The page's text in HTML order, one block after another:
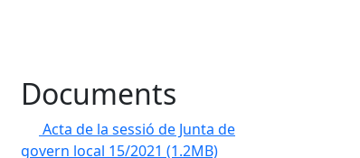
Documents
Acta de la sessió de Junta de
govern local 15/2021 (1.2MB)